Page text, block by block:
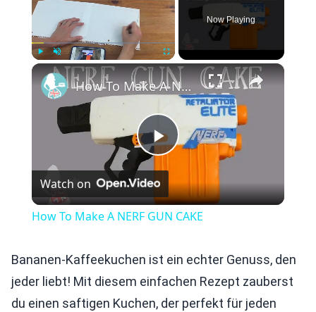
Unmute Fullscreen
Now Playing
×
Play
Video
How To Make A NERF GUN CAKE
Watch on
How To Make A NERF GUN CAKE
Bananen-Kaffeekuchen ist ein echter Genuss, den
jeder liebt! Mit diesem einfachen Rezept zauberst
du einen saftigen Kuchen, der perfekt für jeden